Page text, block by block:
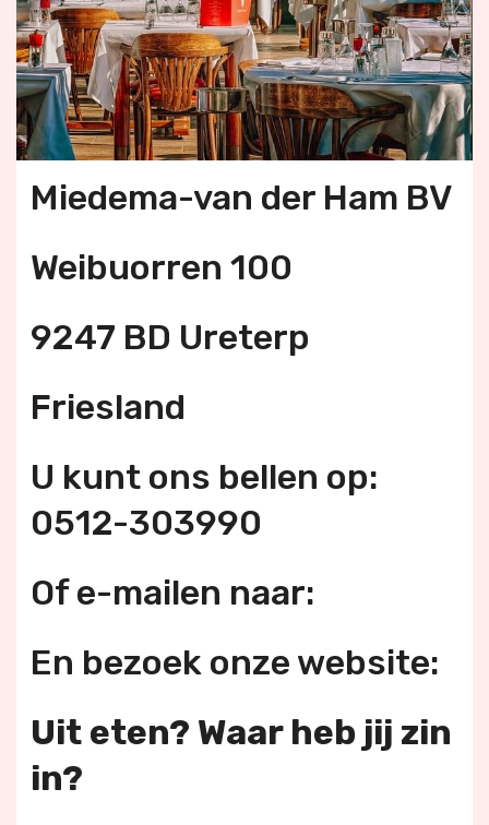
Miedema-van der Ham BV
Weibuorren 100
9247 BD Ureterp
Friesland
U kunt ons bellen op:
0512-303990
Of e-mailen naar:
En bezoek onze website:
Uit eten? Waar heb jij zin
in?